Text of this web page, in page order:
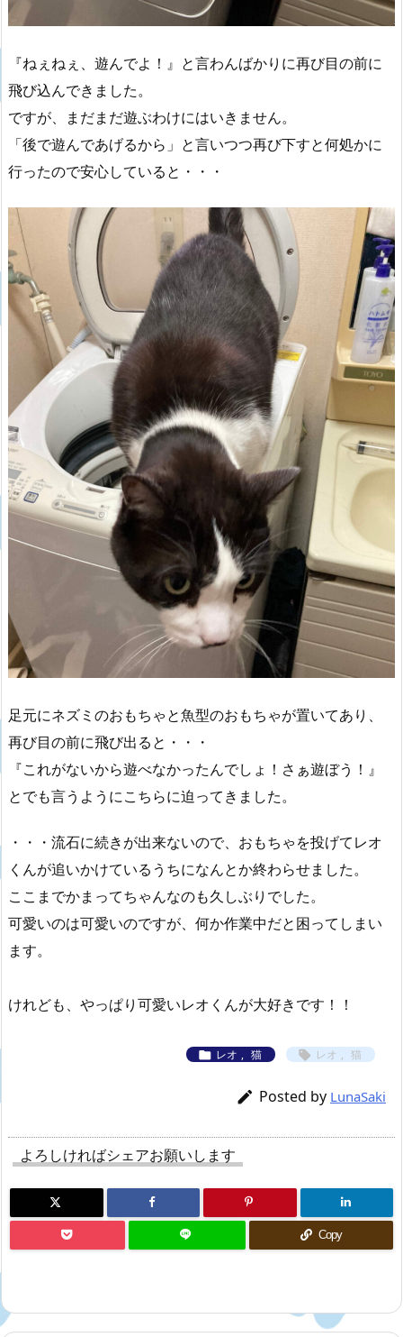
『ねぇねぇ、遊んでよ！』と言わんばかりに再び目の前に
飛び込んできました。
ですが、まだまだ遊ぶわけにはいきません。
「後で遊んであげるから」と言いつつ再び下すと何処かに
行ったので安心していると・・・
足元にネズミのおもちゃと魚型のおもちゃが置いてあり、
再び目の前に飛び出ると・・・
『これがないから遊べなかったんでしょ！さぁ遊ぼう！』
とでも言うようにこちらに迫ってきました。
・・・流石に続きが出来ないので、おもちゃを投げてレオ
くんが追いかけているうちになんとか終わらせました。
ここまでかまってちゃんなのも久しぶりでした。
可愛いのは可愛いのですが、何か作業中だと困ってしまい
ます。
けれども、やっぱり可愛いレオくんが大好きです！！
 レオ , 猫  レオ , 猫
 Posted by LunaSaki
よろしければシェアお願いします
Copy